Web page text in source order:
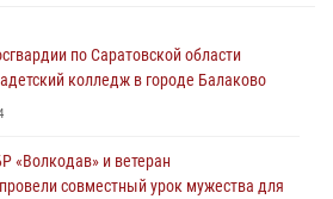
по Саратовской области
колледж в городе Балаково
«Волкодав» и ветеран
совместный урок мужества для